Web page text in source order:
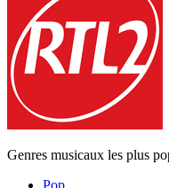
Genres musicaux les plus